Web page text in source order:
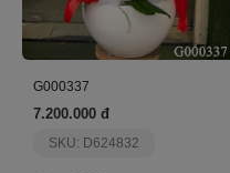
G000337
7.200.000 đ
SKU: D624832